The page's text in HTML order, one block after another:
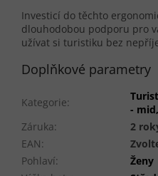
Investicí do těchto
dlouhodobou podporu pro
užívat si turistiku bez
Doplňkové parametry
Kategorie:
-
Záruka:
2
EAN:
Pohlaví:
Ženy